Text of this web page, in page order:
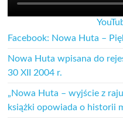
Facebook: Nowa Huta –
Nowa Huta wpisana do
30 XII 2004 r.
„Nowa Huta – wyjście z
książki opowiada o historii